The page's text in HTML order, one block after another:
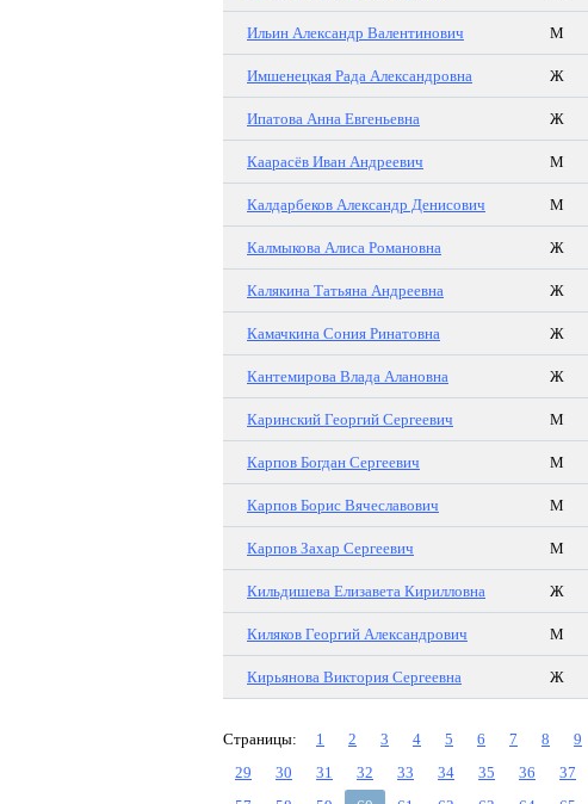
Ильин Александр Валентинович М
Имшенецкая Рада Александровна Ж
Ипатова Анна Евгеньевна Ж
Каарасёв Иван Андреевич М
Калдарбеков Александр Денисович М
Калмыкова Алиса Романовна Ж
Калякина Татьяна Андреевна Ж
Камачкина Сония Ринатовна Ж
Кантемирова Влада Алановна Ж
Каринский Георгий Сергеевич М
Карпов Богдан Сергеевич М
Карпов Борис Вячеславович М
Карпов Захар Сергеевич М
Кильдишева Елизавета Кирилловна Ж
Киляков Георгий Александрович М
Кирьянова Виктория Сергеевна Ж
Страницы: 1 2 3 4 5 6 7 8 9
29
30 31 32 33 34 35 36 37